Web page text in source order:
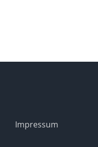
Impressum